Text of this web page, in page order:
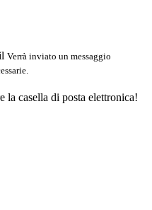
Verrà inviato un messaggio
la casella di posta elettronica!